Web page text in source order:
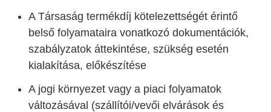
A Társaság termékdíj kötelezettségét érintő
belső folyamataira vonatkozó dokumentációk,
szabályzatok áttekintése, szükség esetén
kialakítása, előkészítése
A jogi környezet vagy a piaci folyamatok
változásával (szállítói/vevői elvárások és